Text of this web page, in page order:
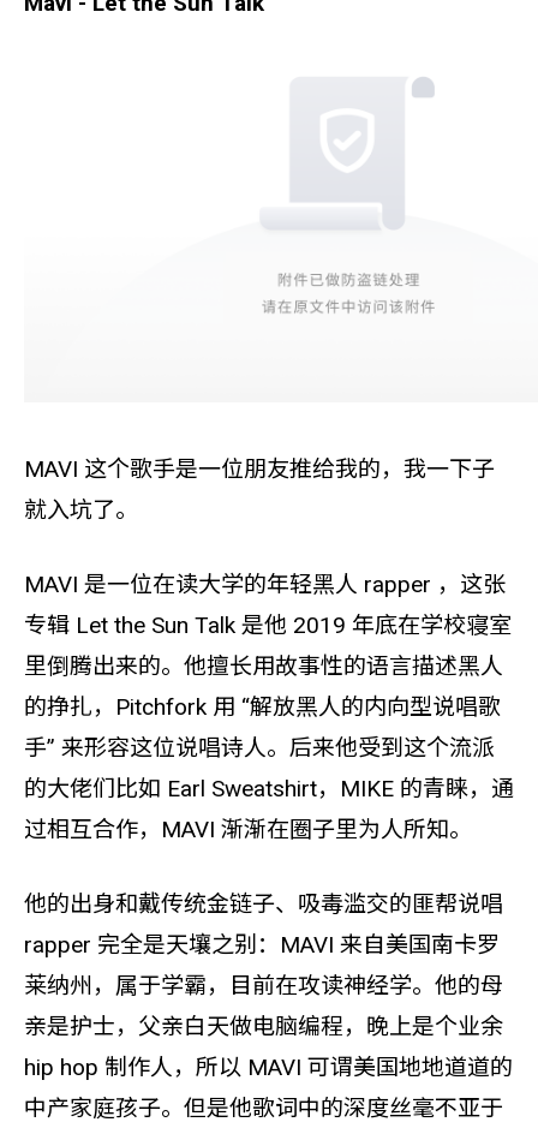
MAVI 这个歌手是一位朋友推给我的，我一下子
就入坑了。
MAVI 是一位在读大学的年轻黑人 rapper ，这张
专辑 Let the Sun Talk 是他 2019 年底在学校寝室
里倒腾出来的。他擅长用故事性的语言描述黑人
的挣扎，Pitchfork 用 “解放黑人的内向型说唱歌
手” 来形容这位说唱诗人。后来他受到这个流派
的大佬们比如 Earl Sweatshirt，MIKE 的青睐，通
过相互合作，MAVI 渐渐在圈子里为人所知。
他的出身和戴传统金链子、吸毒滥交的匪帮说唱
rapper 完全是天壤之别：MAVI 来自美国南卡罗
莱纳州，属于学霸，目前在攻读神经学。他的母
亲是护士，父亲白天做电脑编程，晚上是个业余
hip hop 制作人，所以 MAVI 可谓美国地地道道的
中产家庭孩子。但是他歌词中的深度丝毫不亚于